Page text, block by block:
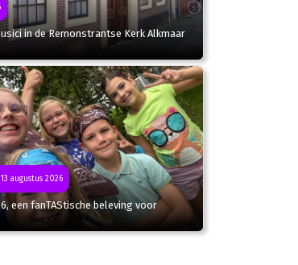
in de Remonstrantse Kerk Alkmaar
augustus 2026
een fanTAStische beleving voor